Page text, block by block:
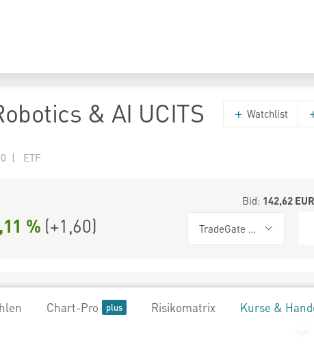
& AI UCITS
| ETF
Watchlist
Bid: 142,62EUR
% (+1,60) TradeGate BSX
Chart-Pro Risikomatrix Kurse &